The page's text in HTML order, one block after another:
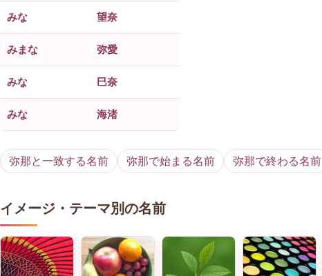
みな 望奈
みまな 弥愛
みな 巳奈
みな 海渚
弥那と一致する名前 弥那で始まる名前 弥那で終わる名前
イメージ・テーマ別の名前